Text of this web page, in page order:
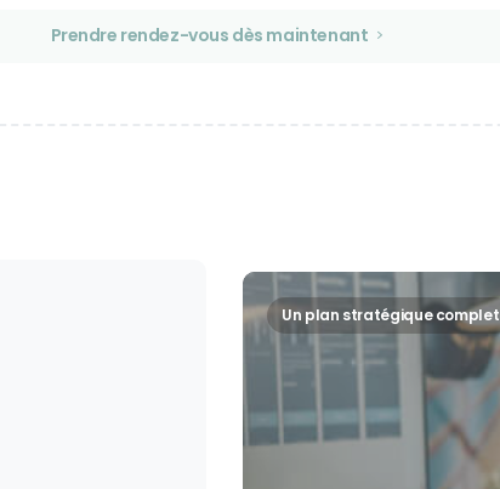
Prendre rendez-vous dès maintenant
Un plan stratégique complet